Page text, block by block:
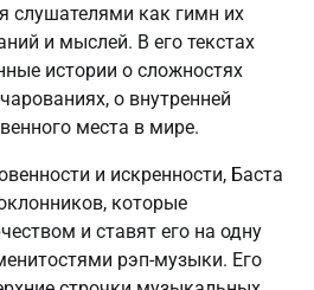
слушателями как гимн их
и мыслей. В его текстах
истории о сложностях
о внутренней
места в мире.
и искренности, Баста
которые
и ставят его на одну
рэп-музыки. Его